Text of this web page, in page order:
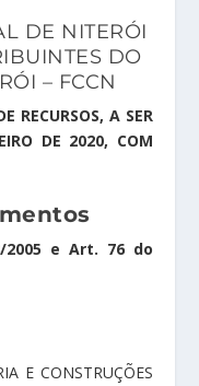
DE NITERÓI
DO
– FCCN
RECURSOS, A SER
DE 2020, COM
2005 e Art. 76 do
E CONSTRUÇÕES